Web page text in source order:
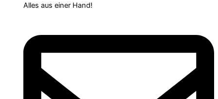
Alles aus einer Hand!